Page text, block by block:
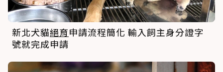
新北犬貓絕育申請流程簡化 輸入飼主身分證字
號就完成申請